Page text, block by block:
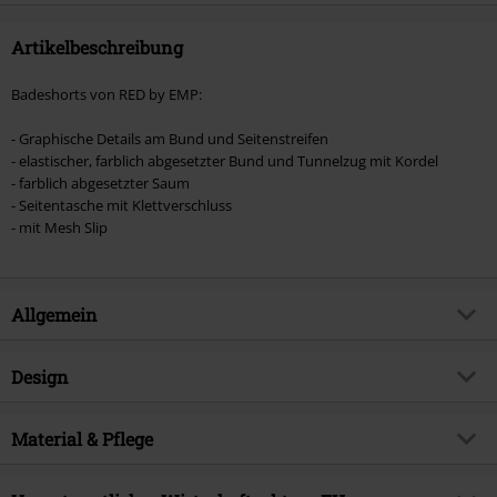
Artikelbeschreibung
Badeshorts von RED by EMP:
- Graphische Details am Bund und Seitenstreifen
- elastischer, farblich abgesetzter Bund und Tunnelzug mit Kordel
- farblich abgesetzter Saum
- Seitentasche mit Klettverschluss
- mit Mesh Slip
Allgemein
Artikelnummer:
Brand
Design
Produkt-Typ
Material & Pflege
Obermaterial
100% Polyester